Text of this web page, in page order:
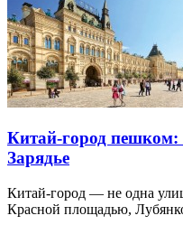
Китай-город
Зарядье
Китай-город — не одна
Красной площадью,